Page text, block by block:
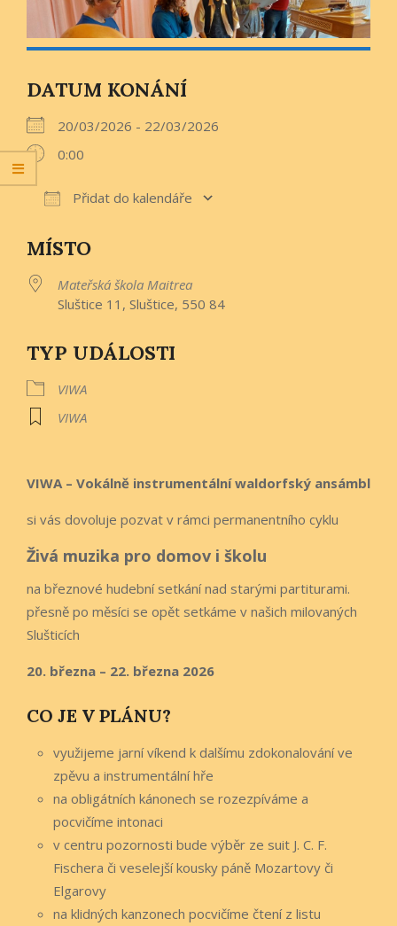
DATUM KONÁNÍ
20/03/2026 - 22/03/2026
0:00
Přidat do kalendáře
MÍSTO
Mateřská škola Maitrea
Sluštice 11, Sluštice, 550 84
TYP UDÁLOSTI
VIWA
VIWA
VIWA – Vokálně instrumentální waldorfský ansámbl
si vás dovoluje pozvat v rámci permanentního cyklu
Živá muzika pro domov i školu
na březnové hudební setkání nad starými partiturami.
přesně po měsíci se opět setkáme v našich milovaných
Slušticích
20. března – 22. března 2026
CO JE V PLÁNU?
využijeme jarní víkend k dalšímu zdokonalování ve
zpěvu a instrumentální hře
na obligátních kánonech se rozezpíváme a
pocvičíme intonaci
v centru pozornosti bude výběr ze suit J. C. F.
Fischera či veselejší kousky páně Mozartovy či
Elgarovy
na klidných kanzonech pocvičíme čtení z listu